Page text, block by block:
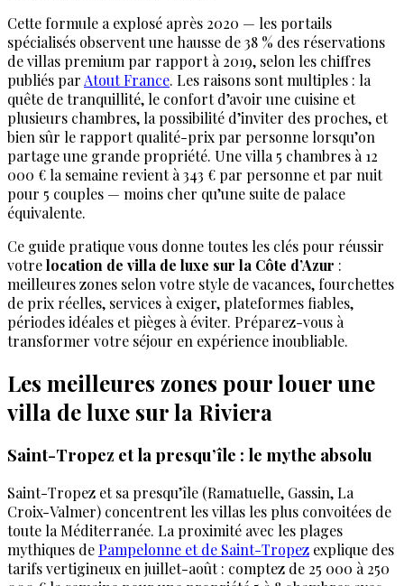
Cette formule a explosé après 2020 — les portails
spécialisés observent une hausse de 38 % des réservations
de villas premium par rapport à 2019, selon les chiffres
publiés par Atout France. Les raisons sont multiples : la
quête de tranquillité, le confort d’avoir une cuisine et
plusieurs chambres, la possibilité d’inviter des proches, et
bien sûr le rapport qualité-prix par personne lorsqu’on
partage une grande propriété. Une villa 5 chambres à 12
000 € la semaine revient à 343 € par personne et par nuit
pour 5 couples — moins cher qu’une suite de palace
équivalente.
Ce guide pratique vous donne toutes les clés pour réussir
votrelocation de villa de luxe sur la Côte d’Azur :
meilleures zones selon votre style de vacances, fourchettes
de prix réelles, services à exiger, plateformes fiables,
périodes idéales et pièges à éviter. Préparez-vous à
transformer votre séjour en expérience inoubliable.
Les meilleures zones pour louer une
villa de luxe sur la Riviera
Saint-Tropez et la presqu’île : le mythe absolu
Saint-Tropez et sa presqu’île (Ramatuelle, Gassin, La
Croix-Valmer) concentrent les villas les plus convoitées de
toute la Méditerranée. La proximité avec les plages
mythiques de Pampelonne et de Saint-Tropez explique des
tarifs vertigineux en juillet-août : comptez de 25 000 à 250